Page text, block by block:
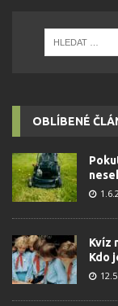
OBLÍBENÉ
Kvíz
Kdo